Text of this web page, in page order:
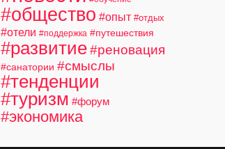
#общество #опыт #отдых
#отели #поддержка #путешествия
#развитие #реновация
#санатории #смыслы
#тенденции
#туризм #форум
#экономика